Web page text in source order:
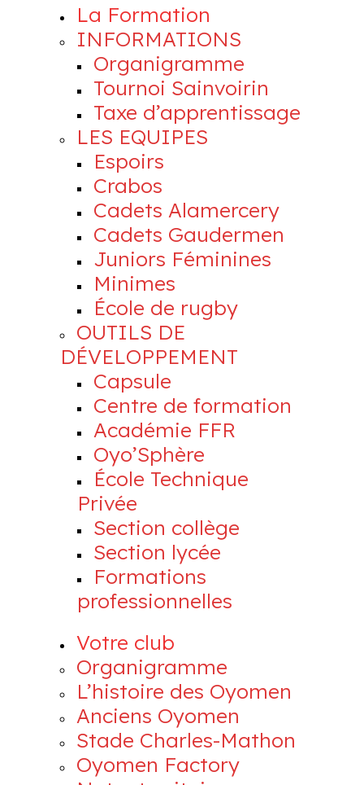
La Formation
INFORMATIONS
Organigramme
Tournoi Sainvoirin
Taxe d’apprentissage
LES EQUIPES
Espoirs
Crabos
Cadets Alamercery
Cadets Gaudermen
Juniors Féminines
Minimes
École de rugby
OUTILS DE
DÉVELOPPEMENT
Capsule
Centre de formation
Académie FFR
Oyo’Sphère
École Technique
Privée
Section collège
Section lycée
Formations
professionnelles
Votre club
Organigramme
L’histoire des Oyomen
Anciens Oyomen
Stade Charles-Mathon
Oyomen Factory